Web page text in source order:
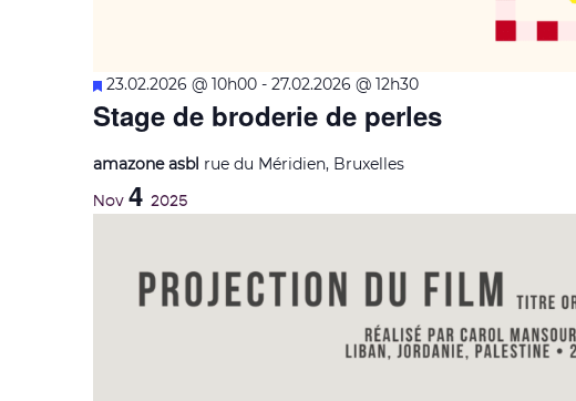
Mis
en
avant
23.02.2026 @ 10h00 - 27.02.2026 @ 12h30
Stage de broderie de perles
amazone asbl rue du Méridien, Bruxelles
Nov 4 2025